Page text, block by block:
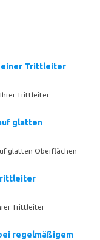
einer Trittleiter
Ihrer Trittleiter
glatten
glatten Oberflächen
Trittleiter
regelmäßigem